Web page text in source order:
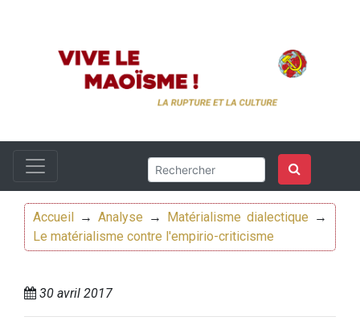
Accueil → Analyse → Matérialisme dialectique →
Le matérialisme contre l'empirio-criticisme
30 avril 2017